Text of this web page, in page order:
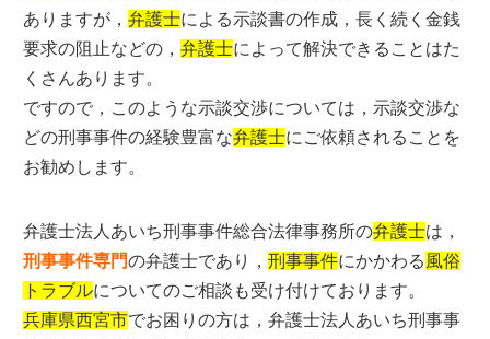
ありますが，弁護士による示談書の作成，長く続く金銭
要求の阻止などの，弁護士によって解決できることはた
くさんあります。
ですので，このような示談交渉については，示談交渉な
どの刑事事件の経験豊富な弁護士にご依頼されることを
お勧めします。
弁護士法人あいち刑事事件総合法律事務所の弁護士は，
刑事事件専門の弁護士であり，刑事事件にかかわる 風俗
トラブルについてのご相談も受け付けております。
兵庫県西宮市でお困りの方は，弁護士法人あいち刑事事